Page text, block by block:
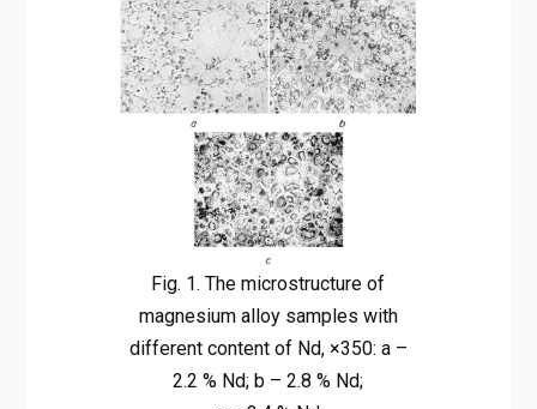
Fig. 1. The microstructure of
magnesium alloy samples with
different content of Nd, ×350: a –
2.2 % Nd; b – 2.8 % Nd;